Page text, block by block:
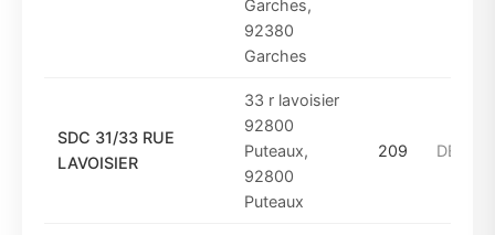
Garches,
92380
Garches
SDC 31/33 RUE
LAVOISIER
33 r lavoisier
92800
Puteaux,
92800
Puteaux
209